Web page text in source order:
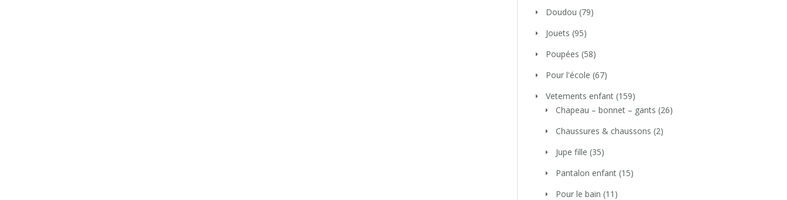
Doudou (79)
Jouets (95)
Poupées (58)
Pour l'école (67)
Vetements enfant (159)
Chapeau – bonnet – gants (26)
Chaussures & chaussons (2)
Jupe fille (35)
Pantalon enfant (15)
Pour le bain (11)